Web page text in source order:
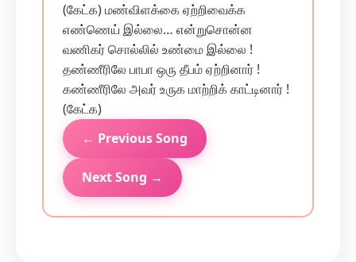
(கேட்க) மண்விளக்கை ஏற்றிவைக்க
எண்ணெய் இல்லை… என்றுசொன்ன
வணிகர் சொல்லில் உண்மை இல்லை !
தண்ணீரிலே பாபா ஒரு தீபம் ஏற்றினார் !
கண்ணீரிலே அவர் உருக மாற்றிக் காட்டினார் !
(கேட்க)
← Previous Song
Next Song →